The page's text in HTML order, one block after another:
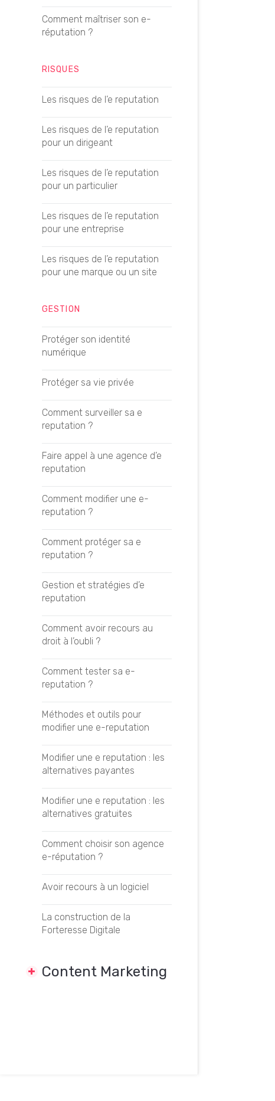
Googlebot
Google AMP
Google Suggest
Growth Hacking
Histoire de Google
Linkbaiting
Logo Google
Meta Description
Mots clés de longue traîne
PBN
SEA
SEO On-Page
SEO Off-page
SEO local
Rédaction SEO
OUTILS SEO
Ahrefs
Google Search Console
Google Analytics
Google Tag Manager
GTMetrix
SEMRush
Majestic SEO
MyPoseo
SEOQuake
Yooda Insight
Optimisations Techniques
Analyser ses logs pour le GEO
Les KPI du GEO
Créer un article GEO
Créer un guide d’achat GEO
Créer une page locale GEO
Créer une fiche produit GEO
Optimiser la longueur d’un
contenu GEO
Données structurées et GEO
Fact-checker un contenu GEO
Apparaître dans Claude
Apparaître dans Gemini
Apparaître dans Perplexity
Apparaître dans AI Mode
Apparaître dans AI Overviews
Comment maîtriser son e-
réputation ?
RISQUES
Les risques de l’e reputation
Les risques de l’e reputation
pour un dirigeant
Les risques de l’e reputation
pour un particulier
Les risques de l’e reputation
pour une entreprise
Les risques de l’e reputation
pour une marque ou un site
GESTION
Protéger son identité
numérique
Protéger sa vie privée
Comment surveiller sa e
reputation ?
Faire appel à une agence d’e
reputation
Comment modifier une e-
reputation ?
Comment protéger sa e
reputation ?
Gestion et stratégies d’e
reputation
Comment avoir recours au
droit à l’oubli ?
Comment tester sa e-
reputation ?
Méthodes et outils pour
modifier une e-reputation
Modifier une e reputation : les
alternatives payantes
Modifier une e reputation : les
alternatives gratuites
Comment choisir son agence
e-réputation ?
Avoir recours à un logiciel
La construction de la
Forteresse Digitale
Content Marketing